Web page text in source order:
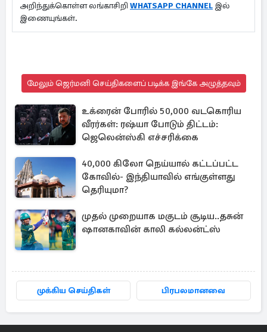
அறிந்துக்கொள்ள லங்காசிறி WHATSAPP CHANNEL இல்
இணையுங்கள்.
மேலும் ஜெர்மனி செய்திகளைப் படிக்க இங்கே அழுத்தவும்
உக்ரைன் போரில் 50,000 வடகொரிய
வீரர்கள்: ரஷ்யா போடும் திட்டம்:
ஜெலென்ஸ்கி எச்சரிக்கை
40,000 கிலோ நெய்யால் கட்டப்பட்ட
கோவில்- இந்தியாவில் எங்குள்ளது
தெரியுமா?
முதல் முறையாக மகுடம் சூடிய..தசுன்
ஷானகாவின் காலி கல்லன்ட்ஸ்
முக்கிய செய்திகள் பிரபலமானவை